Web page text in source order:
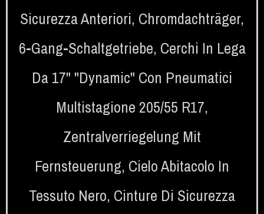
Sicurezza Anteriori, Chromdachträger,
6-Gang-Schaltgetriebe, Cerchi In Lega
Da 17" "Dynamic" Con Pneumatici
Multistagione 205/55 R17,
Zentralverriegelung Mit
Fernsteuerung, Cielo Abitacolo In
Tessuto Nero, Cinture Di Sicurezza